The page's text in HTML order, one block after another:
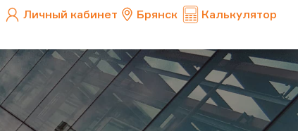
Личный кабинет Брянск Калькулятор